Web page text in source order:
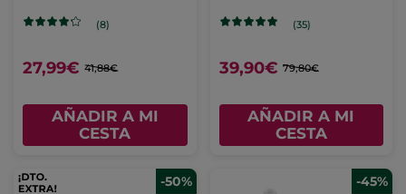
(8)
27,99€ 41,88€
AÑADIR A MI
CESTA
(35)
39,90€ 79,80€
AÑADIR A MI
CESTA
-50% -45%